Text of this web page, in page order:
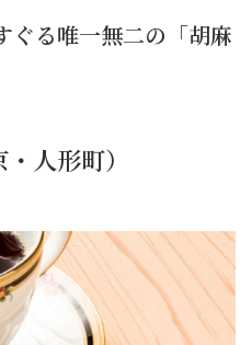
ぐる唯一無二の「胡麻
人形町）